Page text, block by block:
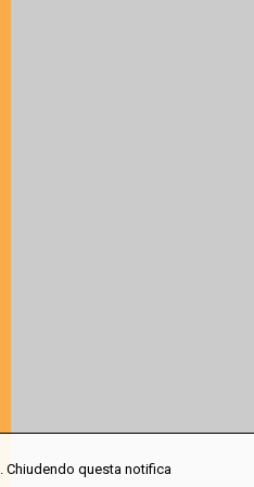
. Chiudendo questa notifica